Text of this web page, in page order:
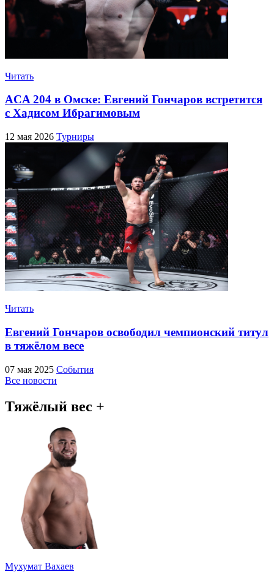
Читать
ACA 204 в Омске: Евгений Гончаров встретится
с Хадисом Ибрагимовым
12 мая 2026 Турниры
Читать
Евгений Гончаров освободил чемпионский титул
в тяжёлом весе
07 мая 2025 События
Все новости
Тяжёлый вес +
Мухумат Вахаев